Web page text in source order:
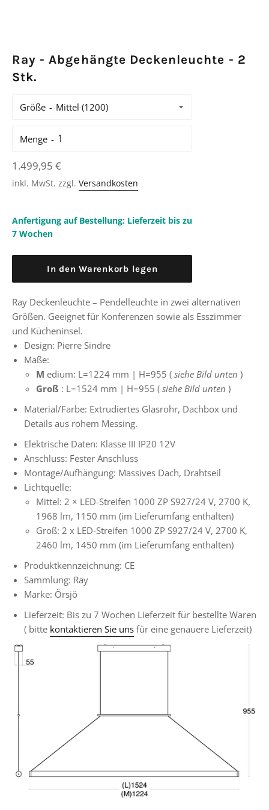
Ray - Abgehängte Deckenleuchte - 2
Stk.
Größe
Menge
Normaler
Preis
1.499,95 €
inkl. MwSt. zzgl. Versandkosten
Anfertigung auf Bestellung: Lieferzeit bis zu
7 Wochen
In den Warenkorb legen
Ray Deckenleuchte – Pendelleuchte in zwei alternativen
Größen. Geeignet für Konferenzen sowie als Esszimmer
und Kücheninsel.
Design: Pierre Sindre
Maße:
M edium: L=1224 mm | H=955 ( siehe Bild unten )
Groß : L=1524 mm | H=955 ( siehe Bild unten )
Material/Farbe: Extrudiertes Glasrohr, Dachbox und
Details aus rohem Messing.
Elektrische Daten: Klasse III IP20 12V
Anschluss: Fester Anschluss
Montage/Aufhängung: Massives Dach, Drahtseil
Lichtquelle:
Mittel: 2 × LED-Streifen 1000 ZP S927/24 V, 2700 K,
1968 lm, 1150 mm (im Lieferumfang enthalten)
Groß: 2 x LED-Streifen 1000 ZP S927/24 V, 2700 K,
2460 lm, 1450 mm (im Lieferumfang enthalten)
Produktkennzeichnung: CE
Sammlung: Ray
Marke: Örsjö
Lieferzeit: Bis zu 7 Wochen Lieferzeit für bestellte Waren
( bitte kontaktieren Sie uns für eine genauere Lieferzeit)